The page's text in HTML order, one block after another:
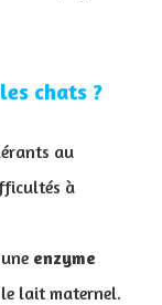
chats ?
au
à
enzyme
lait maternel.